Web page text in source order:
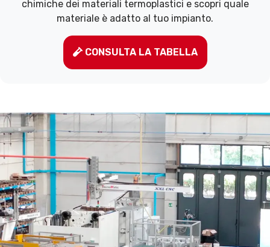
chimiche dei materiali termoplastici e scopri quale
materiale è adatto al tuo impianto.
CONSULTA LA TABELLA